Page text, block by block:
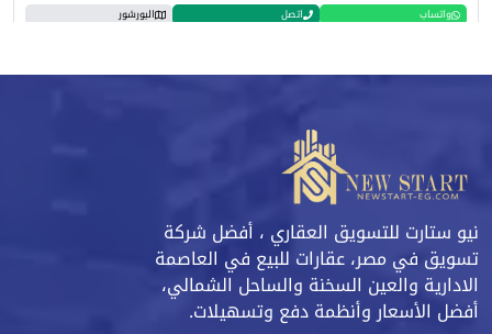
واتساب اتصل البورشور
نيو ستارت للتسويق العقاري ، أفضل شركة
تسويق في مصر، عقارات للبيع في العاصمة
الادارية والعين السخنة والساحل الشمالي،
أفضل الأسعار وأنظمة دفع وتسهيلات.